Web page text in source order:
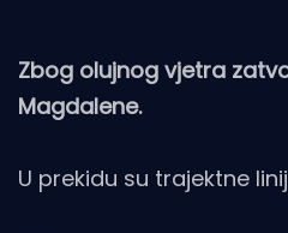
Zbog olujnog vjetra
Magdalene.
U prekidu su trajektne